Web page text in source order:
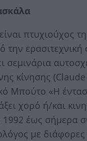
πτυχιούχος
την
σεμινάρια
κίνησης
Μπούτο «Η
χορό ή/και
έως σήμερα
με